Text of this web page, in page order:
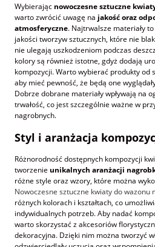
Wybierając nowoczesne sztuczne
warto zwrócić uwagę na jakość oraz
atmosferyczne. Najtrwalsze materiały
jakości tworzyw sztucznych, które nie
nie ulegają uszkodzeniom podczas
kolory są również istotne, gdyż dodają
kompozycji. Warto wybierać produkty od
aby mieć pewność, że będą one
Dobrze dobrane materiały wpływają na
trwałość, co jest szczególnie ważne w
nagrobnych.
Styl i aranżacja
Różnorodność dostępnych kompozycji
tworzenie unikalnych aranżacji
różne style oraz wzory, które można
Nowoczesne sztuczne kwiaty do wazonu
różnych kolorach i kształtach, co
indywidualnych potrzeb. Aby nadać
warto skorzystać z akcesoriów
dekoracyjna. Dzięki nim można tworzyć